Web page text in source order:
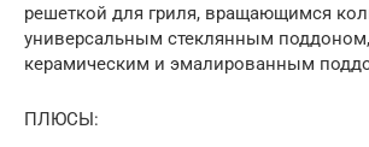
решеткой для гриля, вращающимся
универсальным стеклянным
керамическим и эмалированным
ПЛЮСЫ: